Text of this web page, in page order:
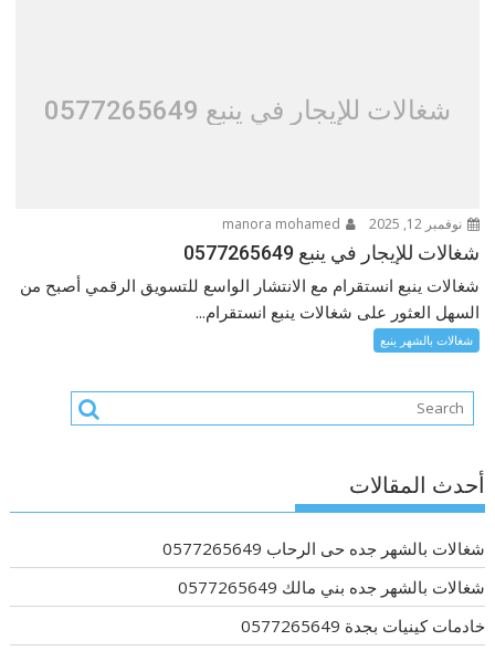
شغالات للإيجار في ينبع 0577265649
نوفمبر 12, 2025
شغالات للإيجار في ينبع 0577265649
شغالات ينبع انستقرام مع الانتشار الواسع للتسويق الرقمي أصبح من
السهل العثور على شغالات ينبع انستقرام...
شغالات بالشهر ينبع
أحدث المقالات
شغالات بالشهر جده حى الرحاب 0577265649
شغالات بالشهر جده بني مالك 0577265649
خادمات كينيات بجدة 0577265649